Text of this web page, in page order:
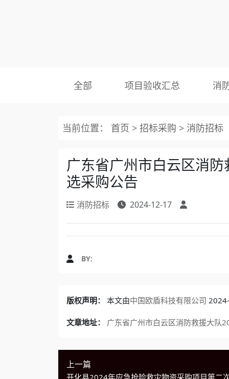
全部 项目验收汇总 消
当前位置： 首页 > 招标采购 > 消防招标
广东省广州市白云区消
选采购公告
消防招标 2024-12-17
BY:
版权声明： 本文由中国欧盾科技有限公司
文章地址： 广东省广州市白云区消防救援大队
上一篇
开化县2024年应急抢险救灾物资采购项目第二